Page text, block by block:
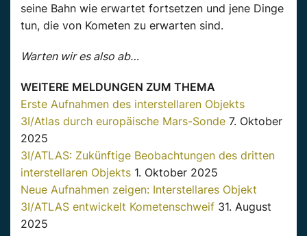
seine Bahn wie erwartet fortsetzen und jene Dinge
tun, die von Kometen zu erwarten sind.
Warten wir es also ab…
WEITERE MELDUNGEN ZUM THEMA
Erste Aufnahmen des interstellaren Objekts
3I/Atlas durch europäische Mars-Sonde 7. Oktober
2025
3I/ATLAS: Zukünftige Beobachtungen des dritten
interstellaren Objekts 1. Oktober 2025
Neue Aufnahmen zeigen: Interstellares Objekt
3I/ATLAS entwickelt Kometenschweif 31. August
2025